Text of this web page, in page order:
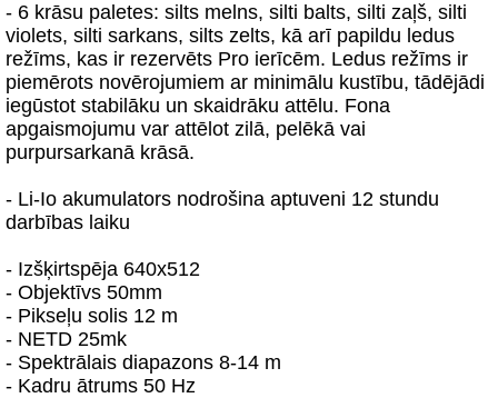
- 6 krāsu paletes: silts melns, silti balts, silti zaļš, silti
violets, silti sarkans, silts zelts, kā arī papildu ledus
režīms, kas ir rezervēts Pro ierīcēm. Ledus režīms ir
piemērots novērojumiem ar minimālu kustību, tādējādi
iegūstot stabilāku un skaidrāku attēlu. Fona
apgaismojumu var attēlot zilā, pelēkā vai
purpursarkanā krāsā.
- Li-Io akumulators nodrošina aptuveni 12 stundu
darbības laiku
- Izšķirtspēja 640x512
- Objektīvs 50mm
- Pikseļu solis 12 m
- NETD 25mk
- Spektrālais diapazons 8-14 m
- Kadru ātrums 50 Hz